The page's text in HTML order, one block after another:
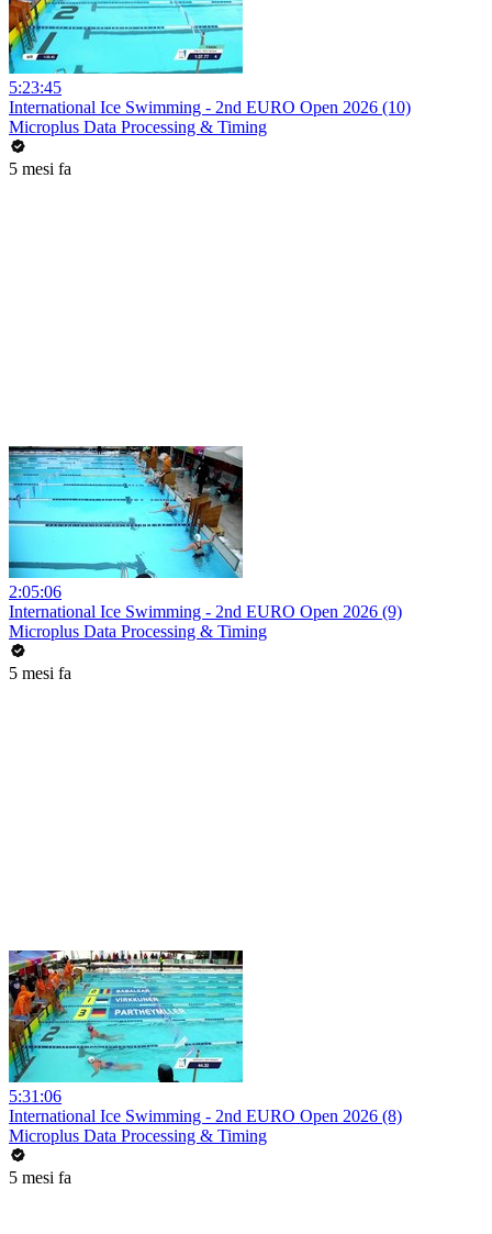
5:23:45
International Ice Swimming - 2nd EURO Open 2026 (10)
Microplus Data Processing & Timing
5 mesi fa
2:05:06
International Ice Swimming - 2nd EURO Open 2026 (9)
Microplus Data Processing & Timing
5 mesi fa
5:31:06
International Ice Swimming - 2nd EURO Open 2026 (8)
Microplus Data Processing & Timing
5 mesi fa